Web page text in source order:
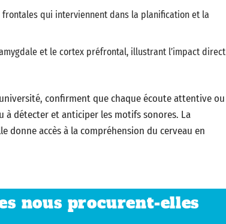
frontales qui interviennent dans la planification et la
et le cortex préfrontal, illustrant l’impact direct
confirment que chaque écoute attentive ou
à détecter et anticiper les motifs sonores. La
donne accès à la compréhension du cerveau en
nous procurent-elles